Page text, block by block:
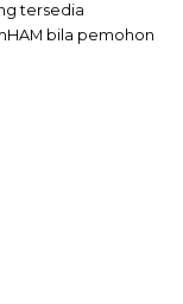
tersedia
bila pemohon